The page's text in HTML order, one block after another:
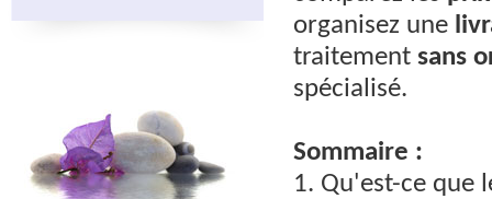
organisez une
traitement sans
spécialisé.
Sommaire :
1. Qu'est-ce que